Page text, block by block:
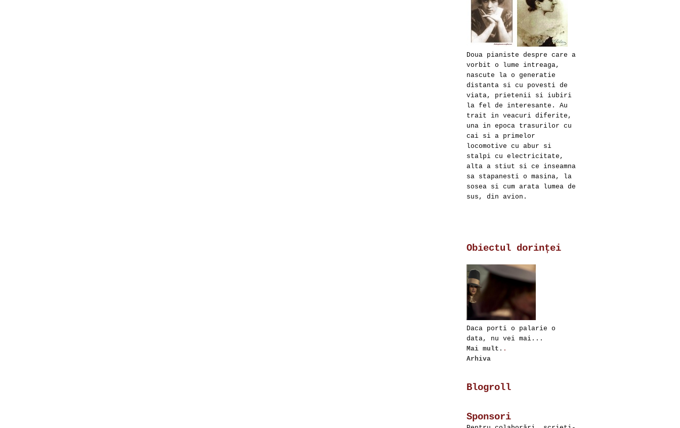
Doua pianiste despre care a
vorbit o lume intreaga,
nascute la o generatie
distanta si cu povesti de
viata, prietenii si iubiri
la fel de interesante. Au
trait in veacuri diferite,
una in epoca trasurilor cu
cai si a primelor
locomotive cu abur si
stalpi cu electricitate,
alta a stiut si ce inseamna
sa stapanesti o masina, la
sosea si cum arata lumea de
sus, din avion.
Obiectul dorinței
Daca porti o palarie o
data, nu vei mai...
Mai mult. .
Arhiva
Blogroll
Sponsori